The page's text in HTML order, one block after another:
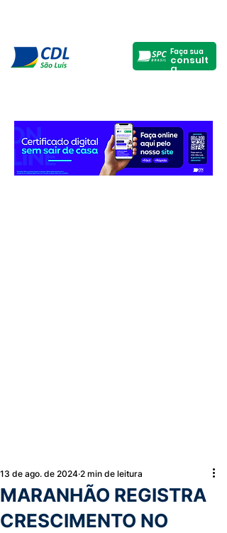
Faça sua
consult
a
MARANHÃO REGISTRA
CRESCIMENTO NO
13 de ago. de 2024 2 min de leitura